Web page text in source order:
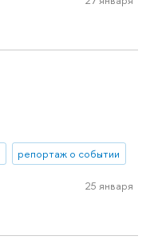
репортаж о событии
25 января